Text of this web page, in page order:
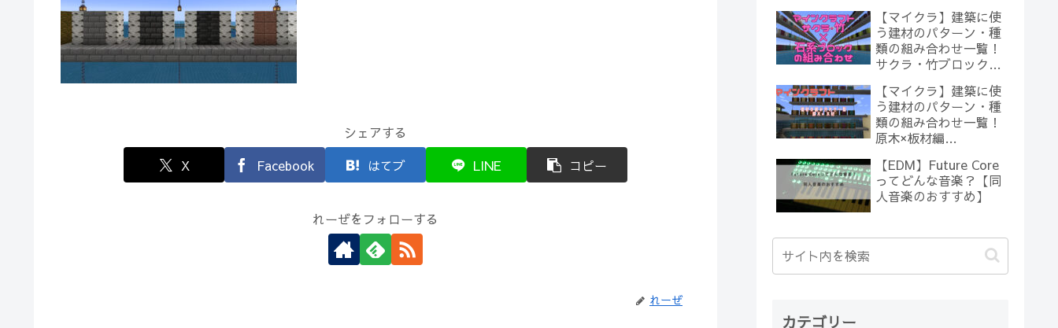
シェアする
X
Facebook はてブ LINE コピー
れーぜをフォローする
れーぜ
【マイクラ】建築に使
う建材のパターン・種
類の組み合わせ一覧！
サクラ・竹ブロック×
【Minecraft】
【マイクラ】建築に使
う建材のパターン・種
類の組み合わせ一覧！
原木×板材編
【EDM】Future Core
ってどんな音楽？【同
人音楽のおすすめ】
カテゴリー